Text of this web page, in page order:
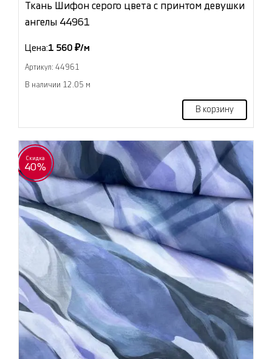
Ткань Шифон серого цвета с принтом девушки
ангелы 44961
Цена:1 560 ₽/м
Артикул: 44961
В наличии 12.05 м
В корзину
Скидка
40%